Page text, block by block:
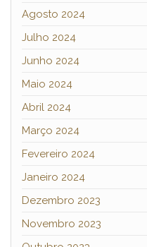
Agosto 2024
Julho 2024
Junho 2024
Maio 2024
Abril 2024
Março 2024
Fevereiro 2024
Janeiro 2024
Dezembro 2023
Novembro 2023